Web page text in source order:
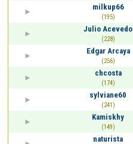
milkup66
(195)
Julio Acevedo
(228)
Edgar Arcaya
(256)
chcosta
(174)
sylviane60
(241)
Kamiskhy
(149)
naturista